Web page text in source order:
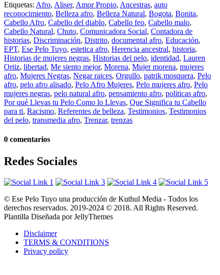
Etiquetas: Afro, Aliser, Amor Propio, Ancestras, auto
reconocimiento, Belleza afro, Belleza Natural, Bogota, Bonita,
Cabello Afro, Cabello del diablo, Cabello feo, Cabello malo,
Cabello Natural, Chuto, Comunicadora Social, Contadora de
historias, Discriminación, Distrito, documental afro, Educación,
EPT, Ese Pelo Tuyo, estetica afro, Herencia ancestral, historia,
Historias de mujeres negras, Historias del pelo, identidad, Lauren
Ortiz, libertad, Me siento mejor, Morena, Mujer morena, mujeres
afro, Mujeres Negras, Negar raices, Orgullo, patrik mosquera, Pelo
afro, pelo afro alisado, Pelo Afro Mujeres, Pelo mujeres afro, Pelo
mujeres negras, pelo natural afro, pensamiento afro, politicas afro,
Por qué Llevas tu Pelo Como lo Llevas, Que Significa tu Cabello
para ti, Racismo, Referentes de belleza, Testimonios, Testimonios
del pelo, transmedia afro, Trenzar, trenzas
0 comentarios
Redes Sociales
© Ese Pelo Tuyo una producción de Kuthul Media - Todos los
derechos reservados. 2019-2024 © 2018. All Rights Reserved.
Plantilla Diseñada por JellyThemes
Disclaimer
TERMS & CONDITIONS
Privacy policy